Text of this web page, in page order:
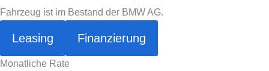
Fahrzeug ist im Bestand der BMW AG.
Leasing Finanzierung
Monatliche Rate